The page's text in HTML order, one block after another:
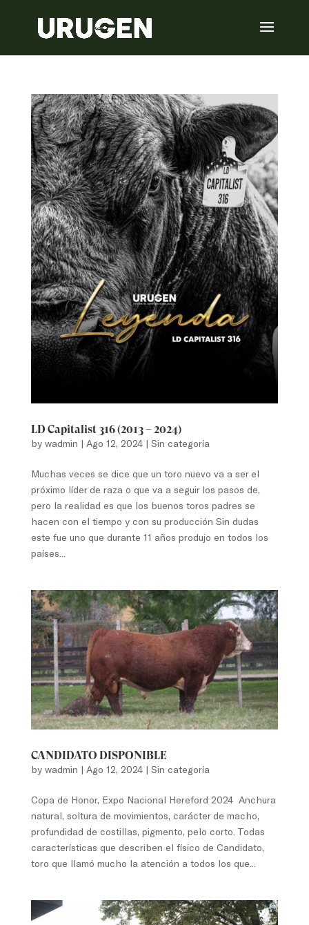
LD Capitalist 316 (2013 – 2024)
by wadmin | Ago 12, 2024| Sin categoría
Muchas veces se dice que un toro nuevo va a ser el
próximo líder de raza o que va a seguir los pasos de,
pero la realidad es que los buenos toros padres se
hacen con el tiempo y con su producción Sin dudas
este fue uno que durante 11 años produjo en todos los
países...
CANDIDATO DISPONIBLE
by wadmin | Ago 12, 2024| Sin categoría
Copa de Honor, Expo Nacional Hereford 2024 Anchura
natural, soltura de movimientos, carácter de macho,
profundidad de costillas, pigmento, pelo corto. Todas
características que describen el físico de Candidato,
toro que llamó mucho la atención a todos los que...